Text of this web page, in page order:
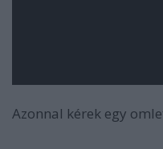
Azonnal kérek egy